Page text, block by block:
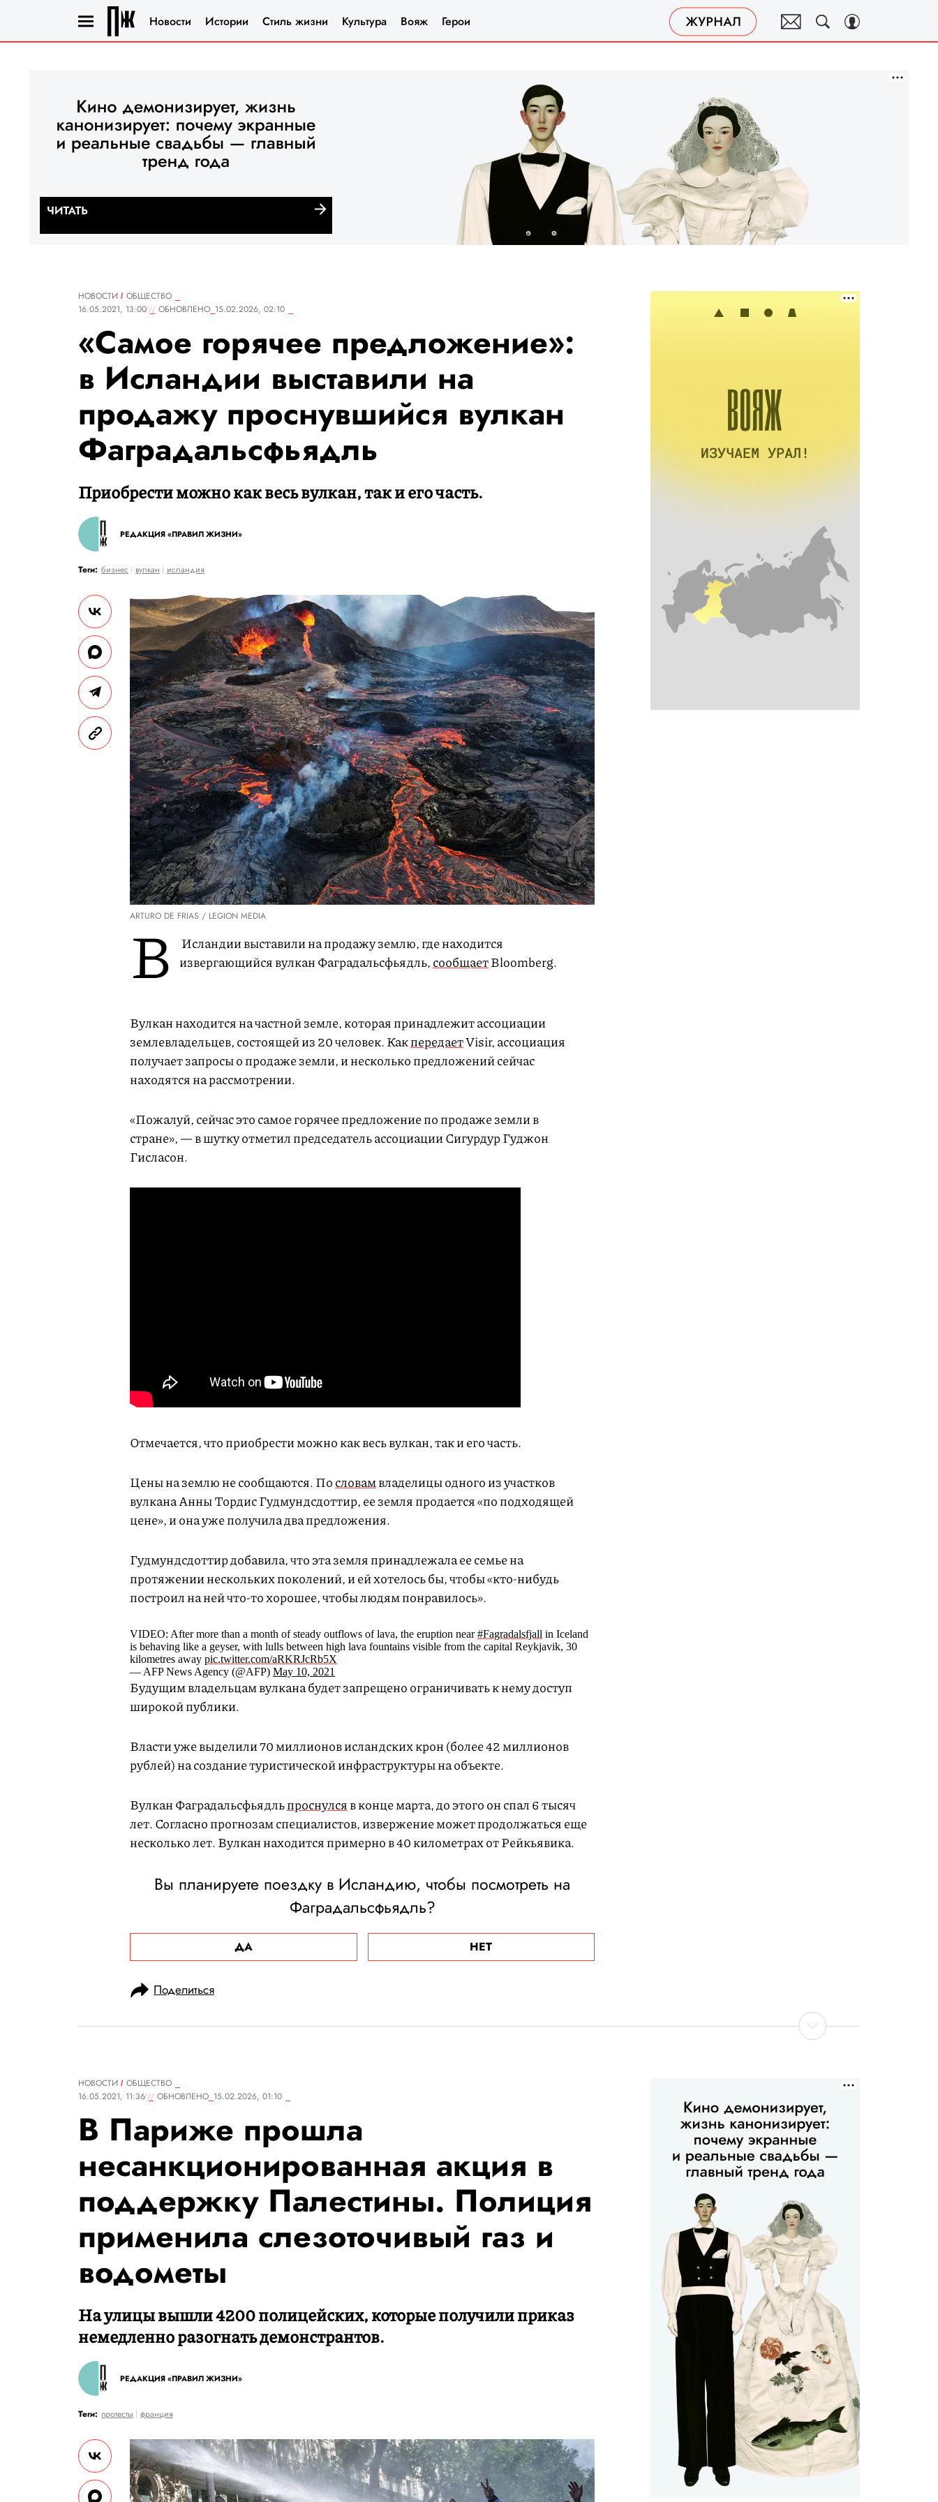
Новости Истории Стиль жизни Культура Вояж Герои
НОВОСТИ
ОБЩЕСТВО
16.05.2021, 13:00
ОБНОВЛЕНО 15.02.2026, 02:10
«Cамое горячее предложение»:
в Исландии выставили на
продажу проснувшийся вулкан
Фаградальсфьядль
Приобрести можно как весь вулкан, так и его часть.
РЕДАКЦИЯ «ПРАВИЛ ЖИЗНИ»
Теги: бизнес вулкан исландия
ARTURO DE FRIAS / LEGION MEDIA
В
Исландии выставили на продажу землю, где находится
извергающийся вулкан Фаградальсфьядль,сообщаетBloomberg.
Вулкан находится на частной земле, которая принадлежит ассоциации
землевладельцев, состоящей из 20 человек. КакпередаетVisir, ассоциация
получает запросы о продаже земли, и несколько предложений сейчас
находятся на рассмотрении.
«Пожалуй, сейчас это самое горячее предложение по продаже земли в
стране», — в шутку отметил председатель ассоциации Сигурдур Гуджон
Гисласон.
Отмечается, что приобрести можно как весь вулкан, так и его часть.
Цены на землю не сообщаются. Пословамвладелицы одного из участков
вулкана Анны Тордис Гудмундсдоттир, ее земля продается «по подходящей
цене», и она уже получила два предложения.
Гудмундсдоттир добавила, что эта земля принадлежала ее семье на
протяжении нескольких поколений, и ей хотелось бы, чтобы «кто-нибудь
построил на ней что-то хорошее, чтобы людям понравилось».
VIDEO: After more than a month of steady outflows of lava, the eruption near#Fagradalsfjall in Iceland
is behaving like a geyser, with lulls between high lava fountains visible from the capital Reykjavik, 30
kilometres away pic.twitter.com/aRKRJcRb5X
— AFP News Agency (@AFP) May 10, 2021
Будущим владельцам вулкана будет запрещено ограничивать к нему доступ
широкой публики.
Власти уже выделили 70 миллионов исландских крон (более 42 миллионов
рублей) на создание туристической инфраструктуры на объекте.
Вулкан Фаградальсфьядльпроснулсяв конце марта, до этого он спал 6 тысяч
лет. Согласно прогнозам специалистов, извержение может продолжаться еще
несколько лет. Вулкан находится примерно в 40 километрах от Рейкьявика.
Вы планируете поездку в Исландию, чтобы посмотреть на
Фаградальсфьядль?
ДА НЕТ
Поделиться
НОВОСТИ
ОБЩЕСТВО
16.05.2021, 11:36
ОБНОВЛЕНО 15.02.2026, 01:10
В Париже прошла
несанкционированная акция в
поддержку Палестины. Полиция
применила слезоточивый газ и
водометы
На улицы вышли 4200 полицейских, которые получили приказ
немедленно разогнать демонстрантов.
РЕДАКЦИЯ «ПРАВИЛ ЖИЗНИ»
Теги: протесты франция